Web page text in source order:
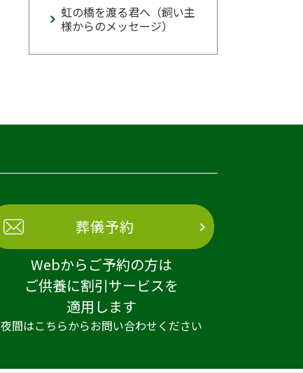
虹の橋を渡る君へ（飼い主
様からのメッセージ）
葬儀予約
Webからご予約の方は
ご供養に割引サービスを
適用します
夜間はこちらからお問い合わせください